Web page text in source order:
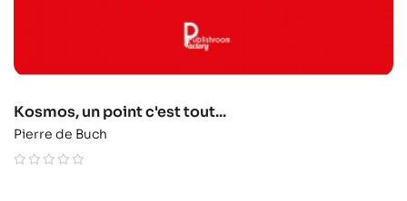
Kosmos, un point c'est tout...
Pierre de Buch